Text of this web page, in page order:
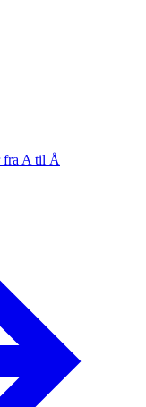
fra A til Å